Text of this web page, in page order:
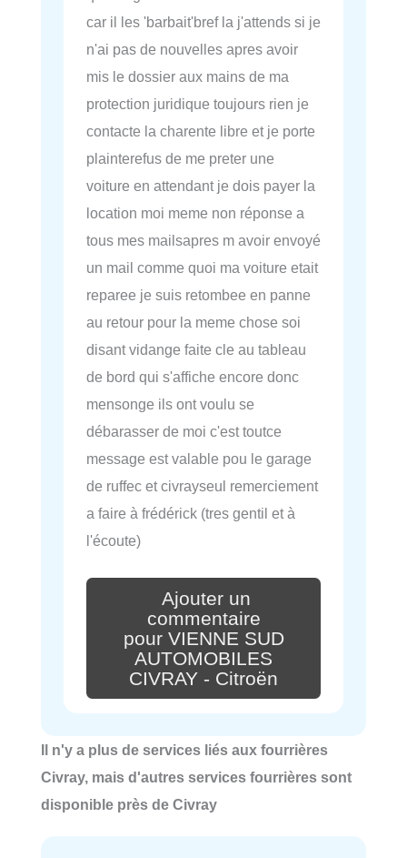
car il les 'barbait'bref la j'attends si je
n'ai pas de nouvelles apres avoir
mis le dossier aux mains de ma
protection juridique toujours rien je
contacte la charente libre et je porte
plainterefus de me preter une
voiture en attendant je dois payer la
location moi meme non réponse a
tous mes mailsapres m avoir envoyé
un mail comme quoi ma voiture etait
reparee je suis retombee en panne
au retour pour la meme chose soi
disant vidange faite cle au tableau
de bord qui s'affiche encore donc
mensonge ils ont voulu se
débarasser de moi c'est toutce
message est valable pou le garage
de ruffec et civrayseul remerciement
a faire à frédérick (tres gentil et à
l'écoute)
Ajouter un
commentaire
pour VIENNE SUD
AUTOMOBILES
CIVRAY - Citroën
Il n'y a plus de services liés aux fourrières
Civray, mais d'autres services fourrières sont
disponible près de Civray